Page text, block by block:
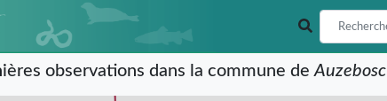
observations dans la commune deAuzebosc